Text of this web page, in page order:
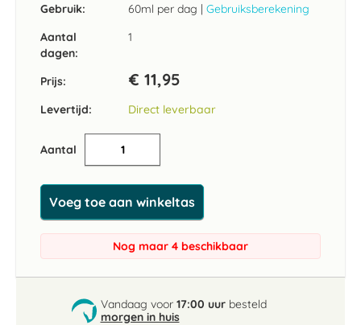
Gebruik: 60ml per dag | Gebruiksberekening
Aantal
dagen:
1
Prijs: € 11,95
Levertijd: Direct leverbaar
Aantal
Voeg toe aan winkeltas
Nog maar 4 beschikbaar
Vandaag voor 17:00 uurbesteld
morgen in huis
begin
afbeeldingen-
gallerij